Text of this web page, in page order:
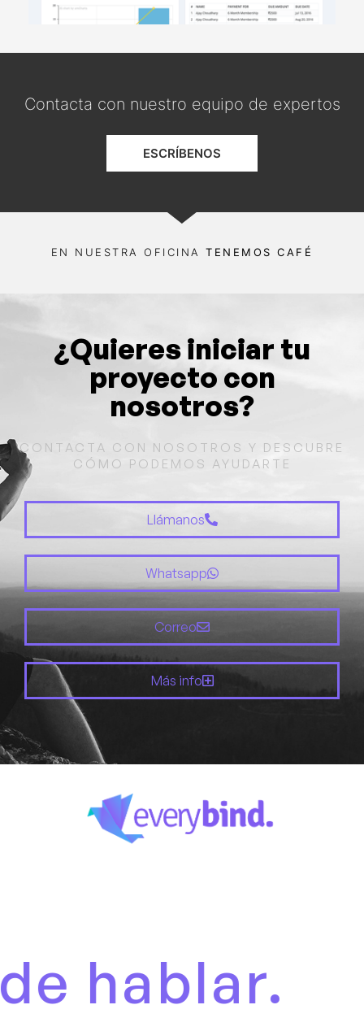
Contacta con nuestro equipo de expertos
ESCRÍBENOS
EN NUESTRA OFICINATENEMOS CAFÉ
¿Quieres iniciar tu
proyecto con
nosotros?
CONTACTA CON NOSOTROS Y DESCUBRE
CÓMO PODEMOS AYUDARTE
Llámanos
Whatsapp
Correo
Más info
Es